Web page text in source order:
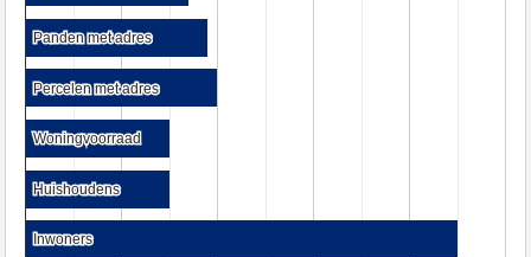
Panden met adres
Panden met adres
Percelen met adres
Percelen met adres
Woningvoorraad
Woningvoorraad
Huishoudens
Huishoudens
Inwoners
Inwoners